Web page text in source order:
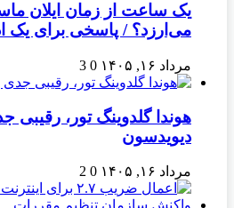
می‌ارزد؟ / پاسخی برای یک
مرداد ۱۶, ۱۴۰۵ 0
3
هوندا گلدوینگ تور، رقیبی
دیویدسون
مرداد ۱۶, ۱۴۰۵ 0
2